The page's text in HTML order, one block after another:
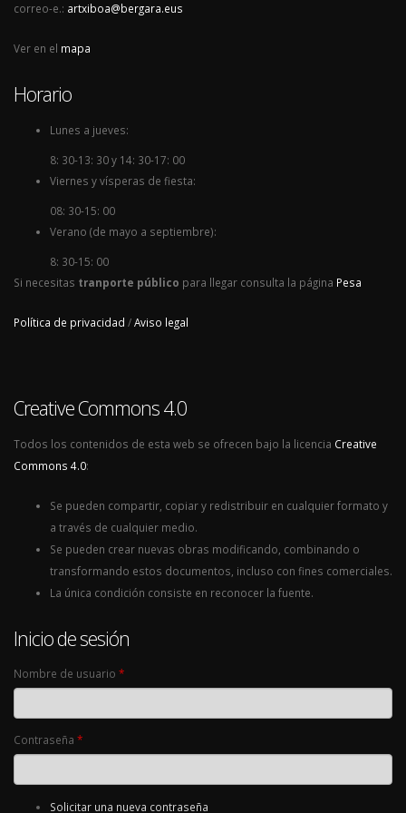
correo-e.: artxiboa@bergara.eus
Ver en el mapa
Horario
Lunes a jueves:
8: 30-13: 30 y 14: 30-17: 00
Viernes y vísperas de fiesta:
08: 30-15: 00
Verano (de mayo a septiembre):
8: 30-15: 00
Si necesitas tranporte público para llegar consulta la página Pesa
Política de privacidad /Aviso legal
Creative Commons 4.0
Todos los contenidos de esta web se ofrecen bajo la licencia Creative
Commons 4.0:
Se pueden compartir, copiar y redistribuir en cualquier formato y
a través de cualquier medio.
Se pueden crear nuevas obras modificando, combinando o
transformando estos documentos, incluso con fines comerciales.
La única condición consiste en reconocer la fuente.
Inicio de sesión
Nombre de usuario *
Contraseña *
Solicitar una nueva contraseña